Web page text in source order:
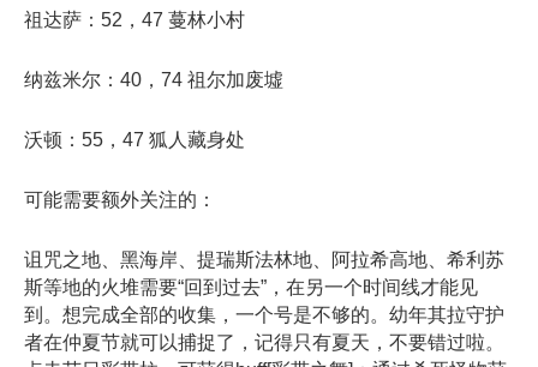
祖达萨：52，47 蔓林小村
纳兹米尔：40，74 祖尔加废墟
沃顿：55，47 狐人藏身处
可能需要额外关注的：
诅咒之地、黑海岸、提瑞斯法林地、阿拉希高地、希利苏
斯等地的火堆需要“回到过去”，在另一个时间线才能见
到。想完成全部的收集，一个号是不够的。幼年其拉守护
者在仲夏节就可以捕捉了，记得只有夏天，不要错过啦。